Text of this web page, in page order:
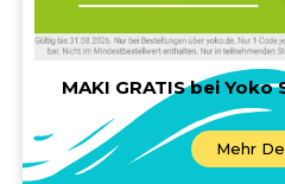
MAKI GRATIS bei
Mehr